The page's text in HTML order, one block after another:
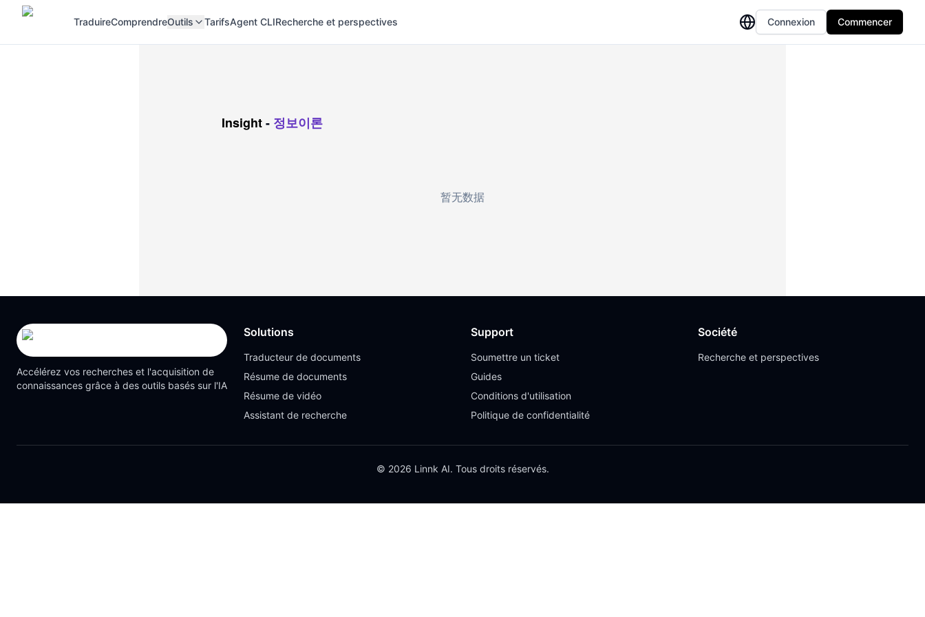
TraduireComprendreOutils TarifsAgent CLIRecherche et perspectives Connexion Commencer
Insight- 정보이론
暂无数据
Accélérez vos recherches et l'acquisition de
connaissances grâce à des outils basés sur l'IA
Solutions
Traducteur de documents
Résume de documents
Résume de vidéo
Assistant de recherche
Support
Soumettre un ticket
Guides
Conditions d'utilisation
Politique de confidentialité
Société
Recherche et perspectives
© 2026 Linnk AI. Tous droits réservés.